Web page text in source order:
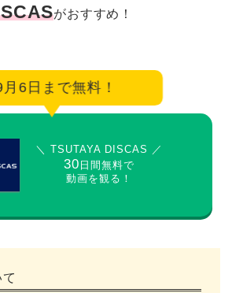
がおすすめ！
月6日まで無料！
＼ TSUTAYA DISCAS ／
30 日間無料で
動画を観る！